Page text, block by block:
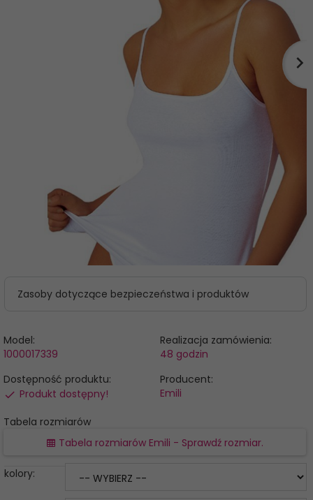
Zasoby dotyczące bezpieczeństwa i produktów
Model:
1000017339
Realizacja zamówienia:
48 godzin
Dostępność produktu:
Produkt dostępny!
Producent:
Emili
Tabela rozmiarów
Tabela rozmiarów Emili - Sprawdź rozmiar.
kolory: